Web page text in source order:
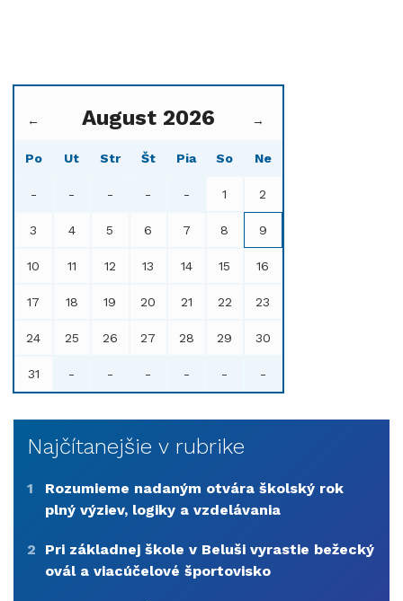
← August 2026 →
Po Ut Str Št Pia So Ne
- - - - - 1 2
3 4 5 6 7 8 9
10 11 12 13 14 15 16
17 18 19 20 21 22 23
24 25 26 27 28 29 30
31 - - - - - -
Najčítanejšie v rubrike
1
Rozumieme nadaným otvára školský rok
plný výziev, logiky a vzdelávania
2
Pri základnej škole v Beluši vyrastie bežecký
ovál a viacúčelové športovisko